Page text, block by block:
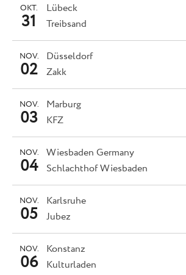
Lübeck
OKT.
31 Treibsand
Düsseldorf
NOV.
02 Zakk
Marburg
NOV.
03 KFZ
Wiesbaden Germany
NOV.
04 Schlachthof Wiesbaden
Karlsruhe
NOV.
05 Jubez
Konstanz
NOV.
06 Kulturladen